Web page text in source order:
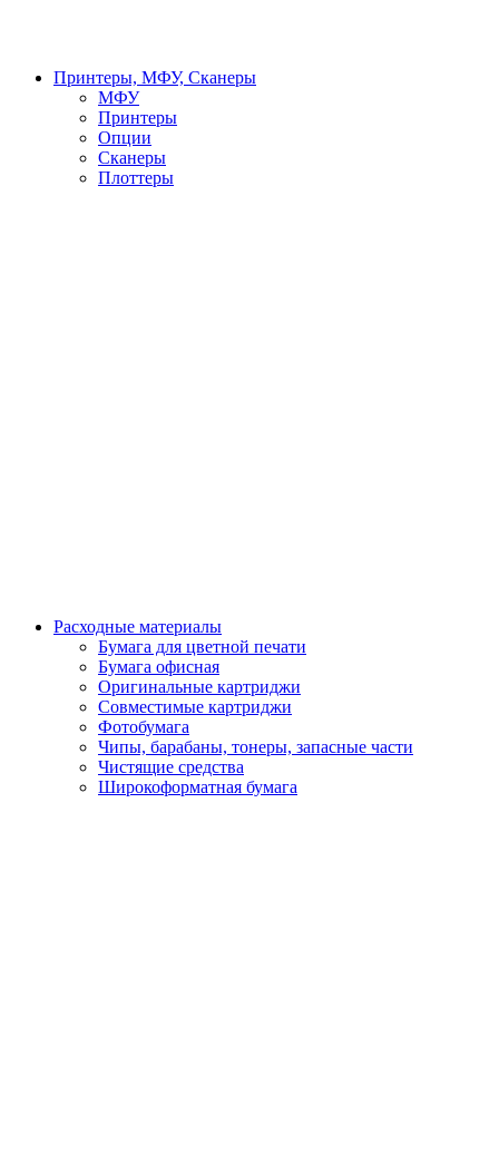
Принтеры, МФУ, Сканеры
МФУ
Принтеры
Опции
Сканеры
Плоттеры
Расходные материалы
Бумага для цветной печати
Бумага офисная
Оригинальные картриджи
Совместимые картриджи
Фотобумага
Чипы, барабаны, тонеры, запасные части
Чистящие средства
Широкоформатная бумага